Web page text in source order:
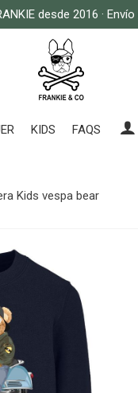
desde 2016 ·
KIDS FAQS
Kids vespa bear